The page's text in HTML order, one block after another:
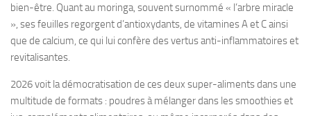
bien-être. Quant au moringa, souvent surnommé « l’arbre miracle
», ses feuilles regorgent d’antioxydants, de vitamines A et C ainsi
que de calcium, ce qui lui confère des vertus anti-inflammatoires et
revitalisantes.
2026 voit la démocratisation de ces deux super-aliments dans une
multitude de formats : poudres à mélanger dans les smoothies et